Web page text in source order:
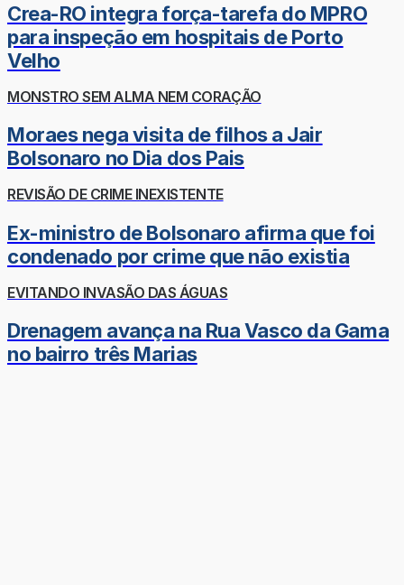
Crea-RO integra força-tarefa do MPRO
para inspeção em hospitais de Porto
Velho
MONSTRO SEM ALMA NEM CORAÇÃO
Moraes nega visita de filhos a Jair
Bolsonaro no Dia dos Pais
REVISÃO DE CRIME INEXISTENTE
Ex-ministro de Bolsonaro afirma que foi
condenado por crime que não existia
EVITANDO INVASÃO DAS ÁGUAS
Drenagem avança na Rua Vasco da Gama
no bairro três Marias